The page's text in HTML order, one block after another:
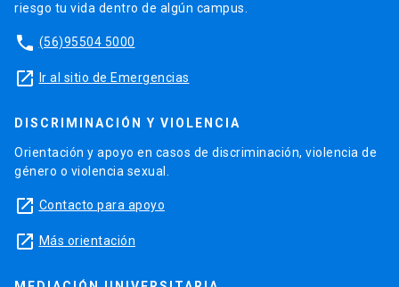
riesgo tu vida dentro de algún campus.
phone (56)95504 5000
launch Ir al sitio de Emergencias
DISCRIMINACIÓN Y VIOLENCIA
Orientación y apoyo en casos de discriminación, violencia de
género o violencia sexual.
launch Contacto para apoyo
launch Más orientación